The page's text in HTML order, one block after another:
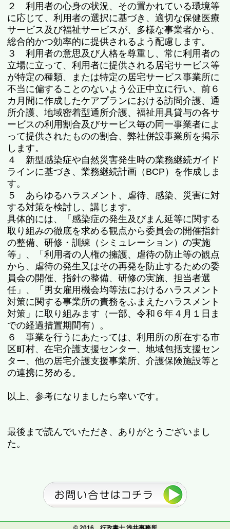
２ 利用者の心身の状況、その置かれている環境等
に応じて、利用者の選択に基づき、適切な保健医療
サービス及び福祉サービスが、多様な事業者から、
総合的かつ効率的に提供されるよう配慮します。
３ 利用者の意思及び人格を尊重し、常に利用者の
立場に立って、利用者に提供される居宅サービス等
が特定の種類、または特定の居宅サービス事業所に
不当に偏することのないよう公正中立に行い、前６
カ月間に作成したケアプランにおける訪問介護、通
所介護、地域密着型通所介護、福祉用具貸与の各サ
ービスの利用割合及びサービス毎の同一事業者によ
って提供されたものの割合、弊社併設事業所を掲示
します。
４ 新型感染症や自然災害発生時の業務継続ガイド
ラインに基づき、業務継続計画（BCP）を作成しま
す。
５ あらゆるハラスメント、虐待、感染、災害に対
する対策を検討し、講じます。
具体的には、「感染症の発生及びまん延等に関する
取り組みの徹底を求める観点から委員会の開催指針
の整備、研修・訓練（シミュレーション）の実施
等」、「利用者の人権の擁護、虐待の防止等の観点
から、虐待の発生又はその再発を防止するための委
員会の開催、指針の整備、研修の実施、担当者選
任」、「男女雇用機会均等法におけるハラスメント
対策に関する事業所の責務をふまえたハラスメント
対策」に取り組みます（一部、令和６年４月１日ま
での経過措置期間有）。
６ 事業を行うにあたっては、利用所の所在する市
区町村、在宅介護支援センター、地域包括支援セン
ター、他の居宅介護支援事業所、介護保険施設等と
の連携に努める。
以上、参考になりましたら幸いです。
最後まで読んでいただき、ありがとうございまし
た。